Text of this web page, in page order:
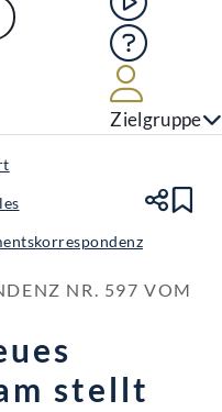
Hilfe
Zielgruppe
NR. 597 VOM
stellt